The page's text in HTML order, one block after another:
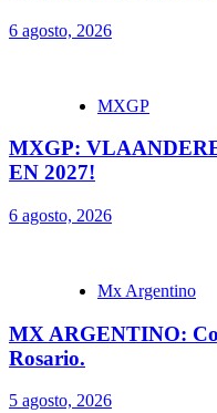
6 agosto, 2026
MXGP
MXGP:
EN 2027!
6 agosto, 2026
Mx Argentino
MX ARGENTINO:
Rosario.
5 agosto, 2026